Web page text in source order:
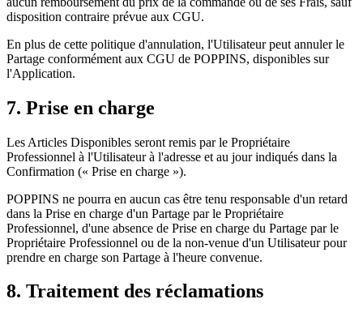
disposition contraire prévue aux CGU.
En plus de cette politique d'annulation, l'Utilisateur peut annuler le
Partage conformément aux CGU de POPPINS, disponibles sur
l'Application.
7. Prise en charge
Les Articles Disponibles seront remis par le Propriétaire
Professionnel à l'Utilisateur à l'adresse et au jour indiqués dans la
Confirmation (« Prise en charge »).
POPPINS ne pourra en aucun cas être tenu responsable d'un retard
dans la Prise en charge d'un Partage par le Propriétaire
Professionnel, d'une absence de Prise en charge du Partage par le
Propriétaire Professionnel ou de la non-venue d'un Utilisateur pour
prendre en charge son Partage à l'heure convenue.
8. Traitement des réclamations